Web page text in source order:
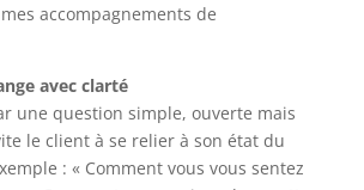
accompagnements de
avec clarté
une question simple, ouverte mais
le client à se relier à son état du
: « Comment vous vous sentez